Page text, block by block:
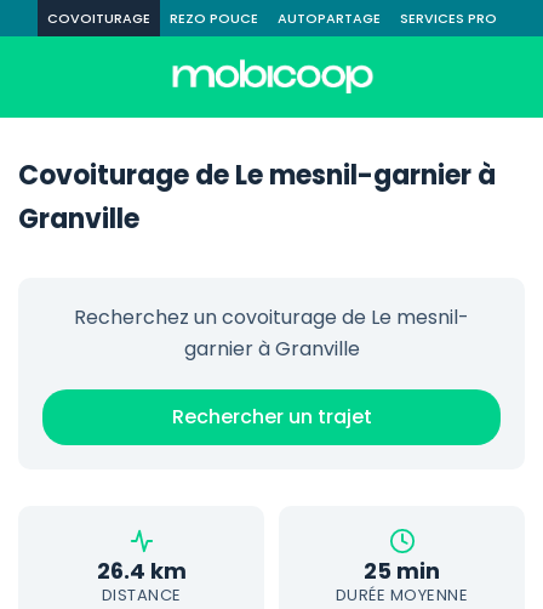
COVOITURAGE REZO POUCE AUTOPARTAGE SERVICES PRO
Covoiturage de Le mesnil-garnier à
Granville
Recherchez un covoiturage de Le mesnil-
garnier à Granville
Rechercher un trajet
26.4 km
DISTANCE
25 min
DURÉE MOYENNE